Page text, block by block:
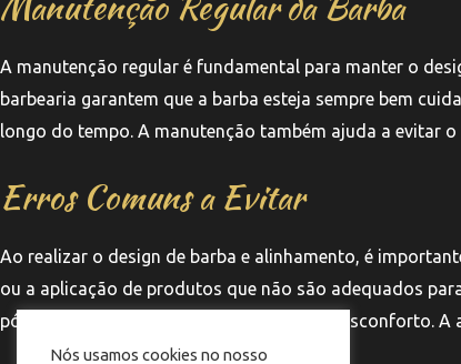
A manutenção regular é fundamental para manter o
barbearia garantem que a barba esteja sempre bem
longo do tempo. A manutenção também ajuda a evitar
Erros Comuns a Evitar
Ao realizar o design de barba e alinhamento, é
ou a aplicação de produtos que não são adequados
pós-design pode resultar em irritações e desconforto.
Nós usamos cookies no nosso